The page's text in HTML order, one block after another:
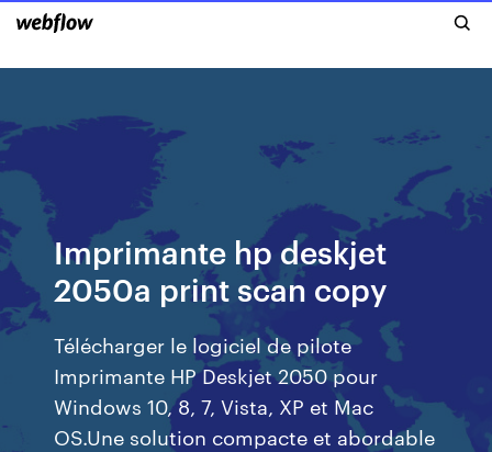
Imprimante hp deskjet
2050a print scan copy
Télécharger le logiciel de pilote
Imprimante HP Deskjet 2050 pour
Windows 10, 8, 7, Vista, XP et Mac
OS.Une solution compacte et abordable